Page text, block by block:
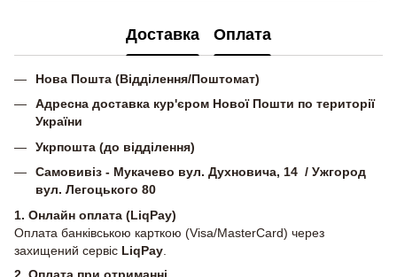
Доставка Оплата
Нова Пошта (Відділення/Поштомат)
Адресна доставка кур'єром Нової Пошти по території
України
Укрпошта (до відділення)
Самовивіз - Мукачево вул. Духновича, 14 / Ужгород
вул. Легоцького 80
1. Онлайн оплата (LiqPay)
Оплата банківською карткою (Visa/MasterCard) через
захищений сервіс LiqPay
2. Оплата при отриманні